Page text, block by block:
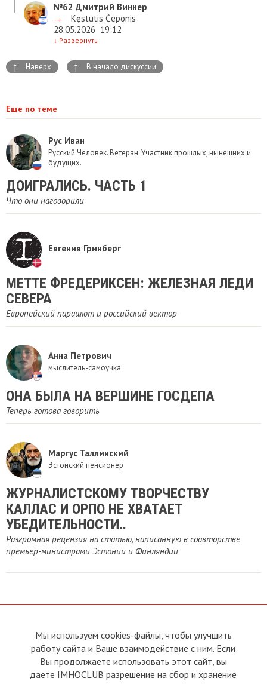
№62 Дмитрий Виннер
→
Kęstutis Čeponis
28.05.2026 19:12
↓ Развернуть
↑ Наверх ↑ В начало дискуссии
Еще по теме
Рус Иван
Русский Человек. Ветеран. Участник прошлых, нынешних и
будущих.
ДОИГРАЛИСЬ. ЧАСТЬ 1
Что они наговорили
Евгения Гринберг
​МЕТТЕ ФРЕДЕРИКСЕН: ЖЕЛЕЗНАЯ ЛЕДИ
СЕВЕРА
Европейский парашют и российский вектор
Анна Петрович
мыслитель-самоучка
ОНА БЫЛА НА ВЕРШИНЕ ГОСДЕПА
Теперь готова говорить
Маргус Таллинский
Эстонский пенсионер
ЖУРНАЛИСТСКОМУ ТВОРЧЕСТВУ
КАЛЛАС И ОРПО НЕ ХВАТАЕТ
УБЕДИТЕЛЬНОСТИ..
Разгромная рецензия на статью, написанную в соавторстве
премьер-министрами Эстонии и Финляндии
О сайте
Условия пользования
Политика конфиденциальности
Прямая связь с
Председателем
Прямая связь c членами клуба
Реклама
Мы используем cookies-файлы, чтобы улучшить
работу сайта и Ваше взаимодействие с ним. Если
Вы продолжаете использовать этот сайт, вы
даете IMHOCLUB разрешение на сбор и хранение